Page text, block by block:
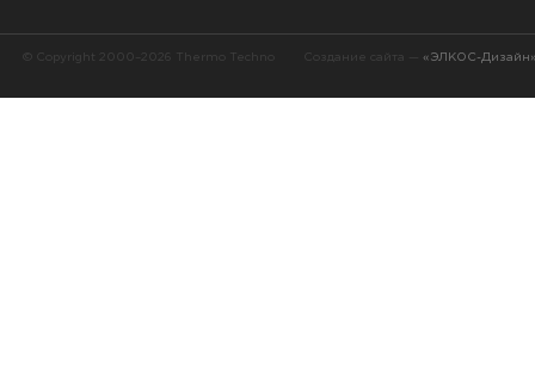
© Copyright 2000–2026 Thermo Techno Создание сайта — «ЭЛКОС-